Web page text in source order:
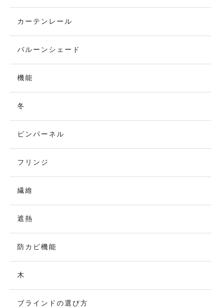
カーテンレール
バルーンシェード
機能
冬
ピンパーネル
フリンジ
繊維
遮熱
防カビ機能
木
ブラインドの選び方